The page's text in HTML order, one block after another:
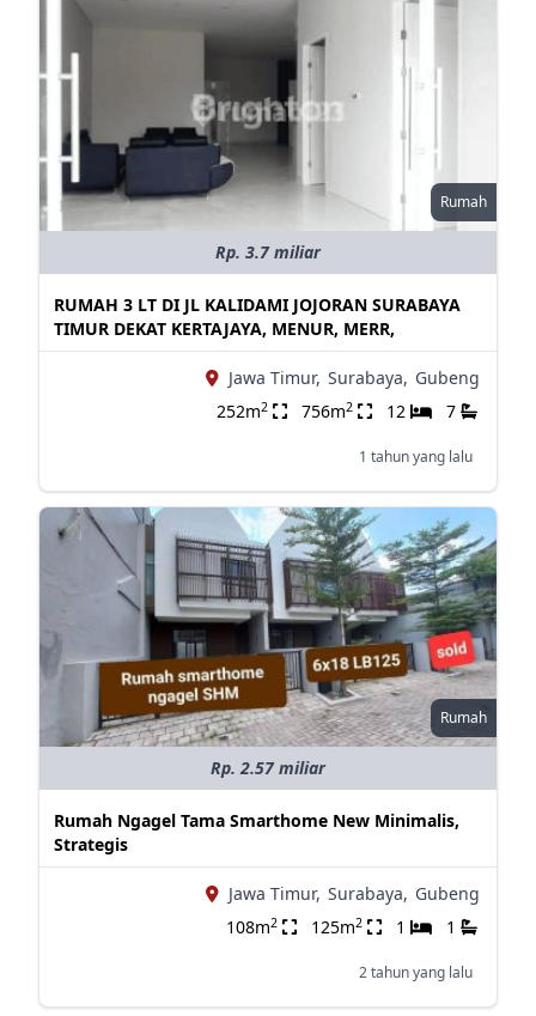
Rumah
Rp. 3.7 miliar
RUMAH 3 LT DI JL KALIDAMI JOJORAN SURABAYA
TIMUR DEKAT KERTAJAYA, MENUR, MERR,
Jawa Timur, Surabaya, Gubeng
252m2 756m2 12 7
1 tahun yang lalu
Rumah
Rp. 2.57 miliar
Rumah Ngagel Tama Smarthome New Minimalis,
Strategis
Jawa Timur, Surabaya, Gubeng
108m2 125m2 1 1
2 tahun yang lalu